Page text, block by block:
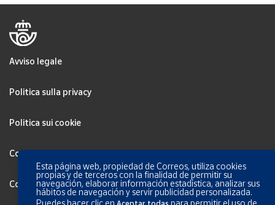
Avviso legale
Politica sulla privacy
Politica sui cookie
Configurar Cookies
Condizioni generali
Esta página web, propiedad de Correos, utiliza cookies
propias y de terceros con la finalidad de permitir su
navegación, elaborar información estadística, analizar sus
hábitos de navegación y servir publicidad personalizada.